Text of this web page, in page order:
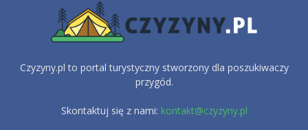
Czyzyny.pl to portal turystyczny stworzony dla poszukiwaczy
przygód.
Skontaktuj się z nami: kontakt@czyzyny.pl